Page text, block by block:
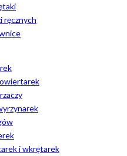
ręcznych
i wkrętarek